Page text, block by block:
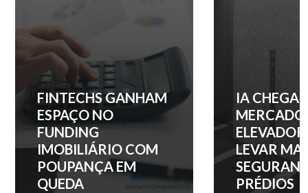
IA CHEGA AO
MERCADO DE
ELEVADORES PARA
LEVAR MAIS
SEGURANÇA AOS
PRÉDIOS
QUANTO
ENTRADA
NOS
BAIRROS
PAULO?